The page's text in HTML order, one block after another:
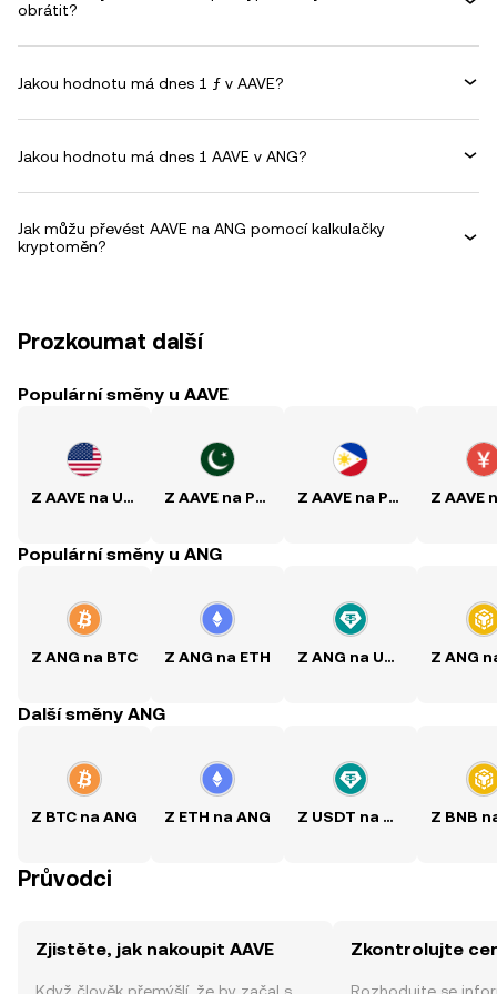
obrátit?
Jakou hodnotu má dnes 1 ƒ v AAVE?
Jakou hodnotu má dnes 1 AAVE v ANG?
Jak můžu převést AAVE na ANG pomocí kalkulačky
kryptoměn?
Prozkoumat další
Populární směny u AAVE
Z AAVE na USD Z AAVE na PKR Z AAVE na PHP
Populární směny u ANG
Z ANG na BTC Z ANG na ETH Z ANG na USDT
Další směny ANG
Z BTC na ANG Z ETH na ANG Z USDT na ANG
Průvodci
Zjistěte, jak nakoupit AAVE Zkontrolujte